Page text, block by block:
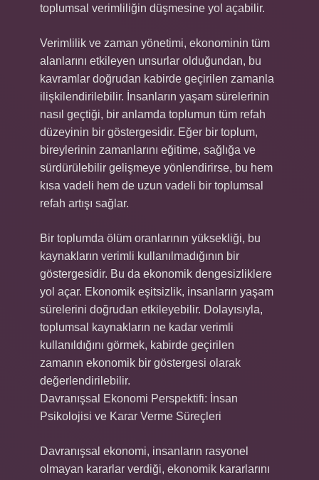
toplumsal verimliliğin düşmesine yol açabilir.
Verimlilik ve zaman yönetimi, ekonominin tüm
alanlarını etkileyen unsurlar olduğundan, bu
kavramlar doğrudan kabirde geçirilen zamanla
ilişkilendirilebilir. İnsanların yaşam sürelerinin
nasıl geçtiği, bir anlamda toplumun tüm refah
düzeyinin bir göstergesidir. Eğer bir toplum,
bireylerinin zamanlarını eğitime, sağlığa ve
sürdürülebilir gelişmeye yönlendirirse, bu hem
kısa vadeli hem de uzun vadeli bir toplumsal
refah artışı sağlar.
Bir toplumda ölüm oranlarının yüksekliği, bu
kaynakların verimli kullanılmadığının bir
göstergesidir. Bu da ekonomik dengesizliklere
yol açar. Ekonomik eşitsizlik, insanların yaşam
sürelerini doğrudan etkileyebilir. Dolayısıyla,
toplumsal kaynakların ne kadar verimli
kullanıldığını görmek, kabirde geçirilen
zamanın ekonomik bir göstergesi olarak
değerlendirilebilir.
Davranışsal Ekonomi Perspektifi: İnsan
Psikolojisi ve Karar Verme Süreçleri
Davranışsal ekonomi, insanların rasyonel
olmayan kararlar verdiği, ekonomik kararlarını